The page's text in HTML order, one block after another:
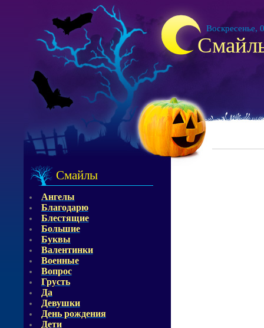
Воскресенье,
Смайлы
Ангелы
Благодарю
Блестящие
Большие
Буквы
Валентинки
Военные
Вопрос
Грусть
Да
Девушки
День рождения
Дети